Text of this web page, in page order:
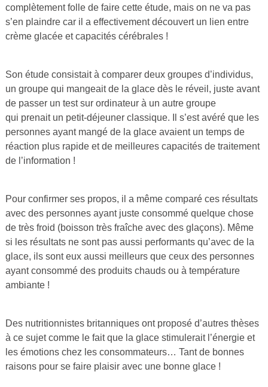
Cuisine
Ta
Mère
complètement folle de faire cette étude, mais on ne va pas
s’en plaindre car il a effectivement découvert un lien entre
crème glacée et capacités cérébrales !
Son étude consistait à comparer deux groupes d’individus,
un groupe qui mangeait de la glace dès le réveil, juste avant
de passer un test sur ordinateur à un autre groupe
qui prenait un petit-déjeuner classique. Il s’est avéré que les
personnes ayant mangé de la glace avaient un temps de
réaction plus rapide et de meilleures capacités de traitement
de l’information !
Pour confirmer ses propos, il a même comparé ces résultats
avec des personnes ayant juste consommé quelque chose
de très froid (boisson très fraîche avec des glaçons). Même
si les résultats ne sont pas aussi performants qu’avec de la
glace, ils sont eux aussi meilleurs que ceux des personnes
ayant consommé des produits chauds ou à température
ambiante !
Des nutritionnistes britanniques ont proposé d’autres thèses
à ce sujet comme le fait que la glace stimulerait l’énergie et
les émotions chez les consommateurs… Tant de bonnes
raisons pour se faire plaisir avec une bonne glace !